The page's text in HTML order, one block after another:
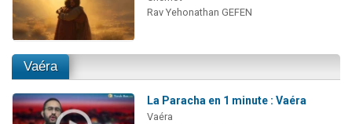
Rav Yehonathan GEFEN
Vaéra
La Paracha en 1 minute : Vaéra
Vaéra